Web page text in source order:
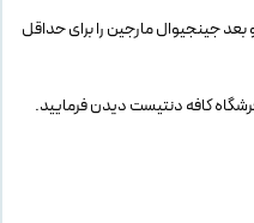
بعد جینجیوال مارجین را برای حداقل
کافه دنتیست دیدن فرمایید.